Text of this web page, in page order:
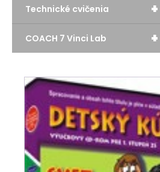
+
Technické cvičenia
+
COACH 7 Vinci Lab